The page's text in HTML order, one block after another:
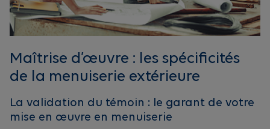
Maîtrise d’œuvre : les spécificités
de la menuiserie extérieure
La validation du témoin : le garant de votre
mise en œuvre en menuiserie